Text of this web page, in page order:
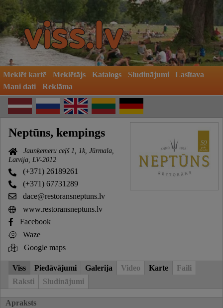
Meklēt kartē Meklētājs Katalogs Sludinājumi
Lasītava
Mani dati
Reklāma
Neptūns, kempings
Jaunķemeru ceļš 1, 1k, Jūrmala,
Latvija, LV-2012
(+371) 26189261
(+371) 67731289
dace@restoransneptuns.lv
www.restoransneptuns.lv
Facebook
Waze
Google maps
Viss Piedāvājumi Galerija Video Karte
Faili
Raksti
Sludinājumi
Apraksts